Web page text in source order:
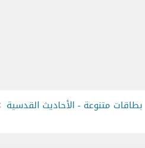
بطاقات متنوعة - الأحاديث القدسية